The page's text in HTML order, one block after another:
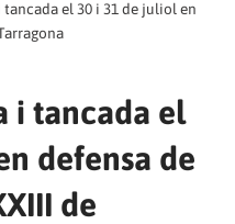
el 30 i 31 de juliol en
i tancada el
defensa de
de